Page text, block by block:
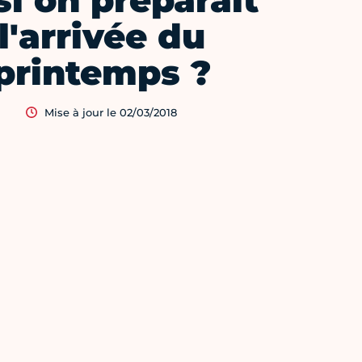
du
?
Mise à jour le 02/03/2018